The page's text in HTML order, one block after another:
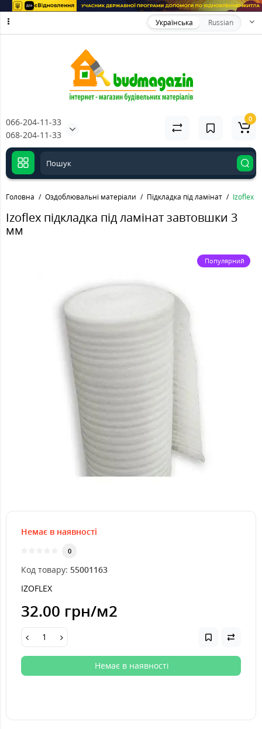
Українська Russian
066-204-11-33
068-204-11-33
0
Головна Оздоблювальні матеріали Підкладка під ламінат Izoflex
Izoflex підкладка під ламінат завтовшки 3
мм
Популярний
Немає в наявності
0
Код товару: 55001163
IZOFLEX
32.00 грн/м2
Немає в наявності